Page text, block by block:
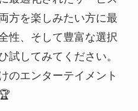
方を楽しみたい方に最
性、そして豊富な選択
試してみてください。
のエンターテイメント